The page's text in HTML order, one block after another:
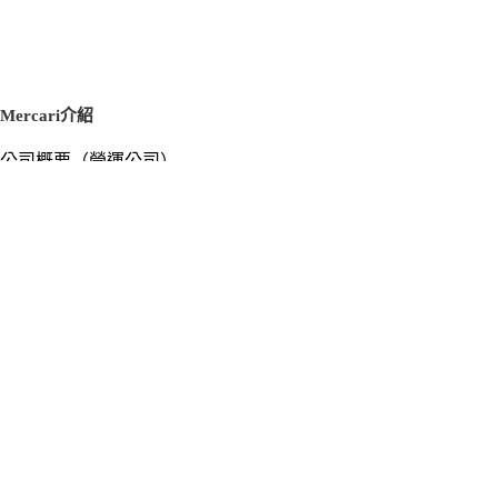
Mercari介紹
公司概要（營運公司）